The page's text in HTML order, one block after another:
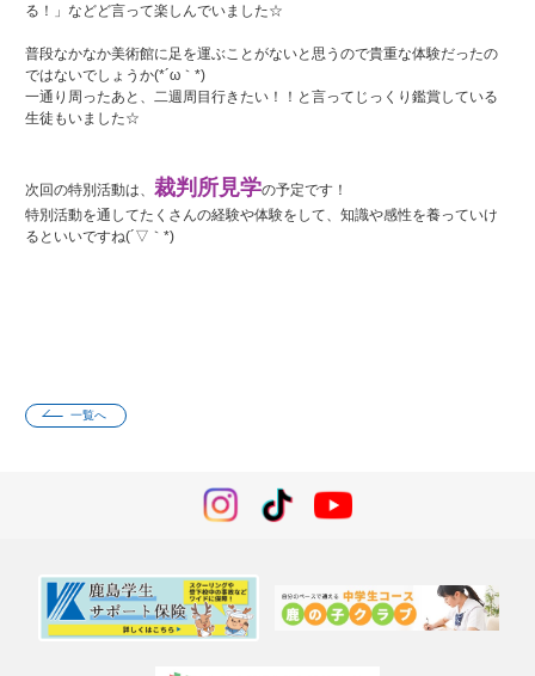
る！」などど言って楽しんでいました☆
普段なかなか美術館に足を運ぶことがないと思うので貴重な体験だったの
ではないでしょうか(*´ω｀*)
一通り周ったあと、二週周目行きたい！！と言ってじっくり鑑賞している
生徒もいました☆
次回の特別活動は、 裁判所見学の予定です！
特別活動を通してたくさんの経験や体験をして、知識や感性を養っていけ
るといいですね(´▽｀*)
一覧へ